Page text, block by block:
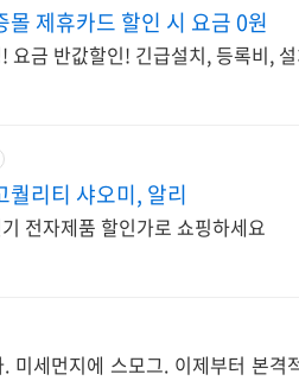
제휴카드 할인 시 요금 0원
요금 반값할인! 긴급설치, 등록비,
퀄리티 샤오미, 알리
전자제품 할인가로 쇼핑하세요
미세먼지에 스모그. 이제부터 본